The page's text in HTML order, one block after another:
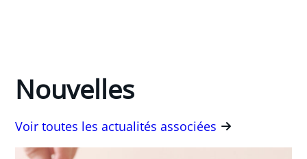
Nouvelles
Voir toutes les actualités associées